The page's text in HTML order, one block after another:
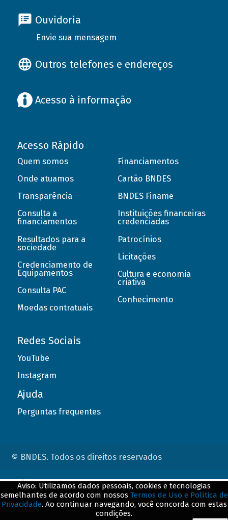
Ouvidoria
Envie sua mensagem
Outros telefones e endereços
Acesso à informação
Acesso Rápido
Quem somos
Onde atuamos
Transparência
Consulta a
financiamentos
Resultados para a
sociedade
Credenciamento de
Equipamentos
Consulta PAC
Moedas contratuais
Financiamentos
Cartão BNDES
BNDES Finame
Instituições financeiras
credenciadas
Patrocínios
Licitações
Cultura e economia
criativa
Conhecimento
Redes Sociais
YouTube
Instagram
Ajuda
Perguntas frequentes
© BNDES. Todos os direitos reservados
Aviso: Utilizamos dados pessoais, cookies e tecnologias
semelhantes de acordo com nossos Termos de Uso e Política de
Privacidade. Ao continuar navegando, você concorda com estas
condições.
ConteÃºdo complementar
${title}${badge}